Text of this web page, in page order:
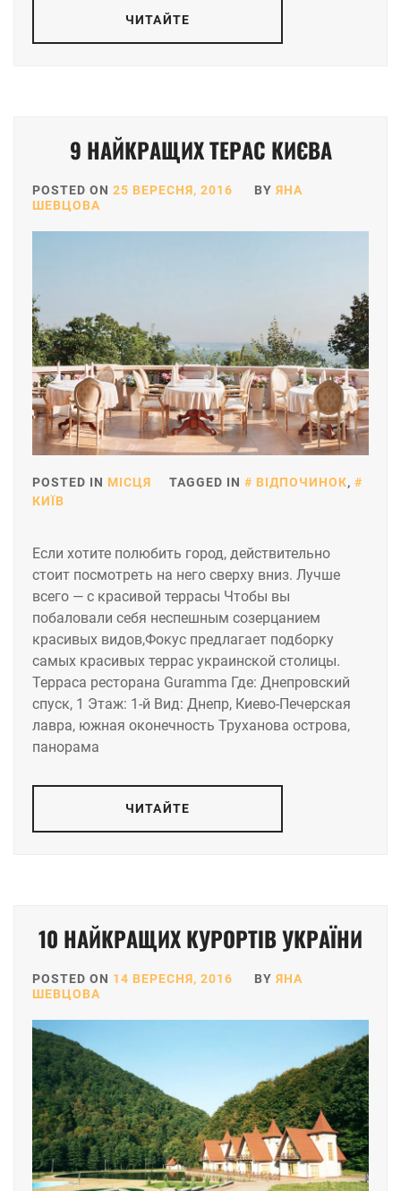
ЧИТАЙТЕ
9 НАЙКРАЩИХ ТЕРАС КИЄВА
POSTED ON 25 ВЕРЕСНЯ, 2016 BY ЯНА
ШЕВЦОВА
POSTED IN МІСЦЯ TAGGED IN ВІДПОЧИНОК,
КИЇВ
Если хотите полюбить город, действительно
стоит посмотреть на него сверху вниз. Лучше
всего — с красивой террасы Чтобы вы
побаловали себя неспешным созерцанием
красивых видов,Фокус предлагает подборку
самых красивых террас украинской столицы.
Терраса ресторана Guramma Где: Днепровский
спуск, 1 Этаж: 1-й Вид: Днепр, Киево-Печерская
лавра, южная оконечность Труханова острова,
панорама
ЧИТАЙТЕ
10 НАЙКРАЩИХ КУРОРТІВ УКРАЇНИ
POSTED ON 14 ВЕРЕСНЯ, 2016 BY ЯНА
ШЕВЦОВА